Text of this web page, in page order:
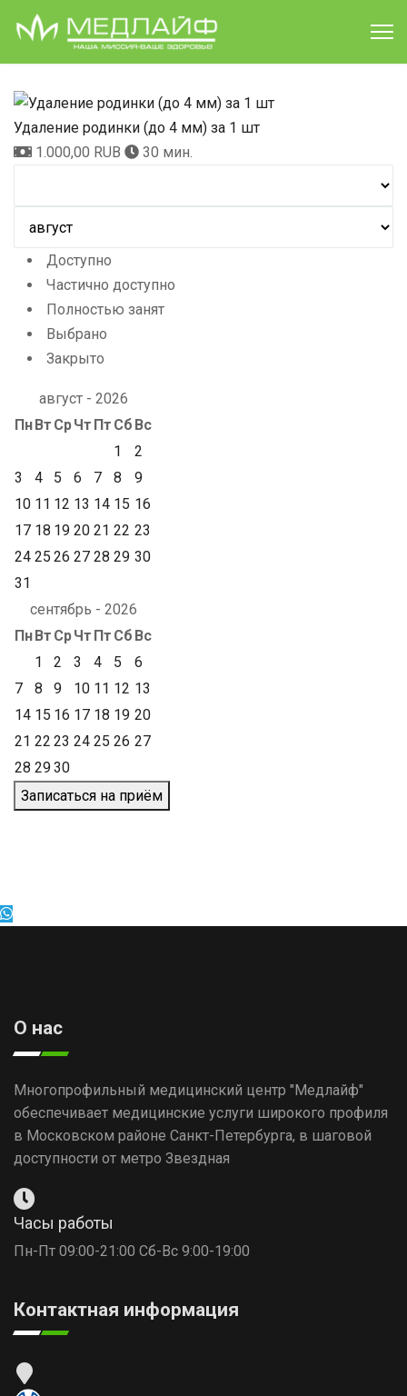
Удаление родинки (до 4 мм) за 1 шт
1.000,00 RUB
30 мин.
Доступно
Частично доступно
Полностью занят
Выбрано
Закрыто
август - 2026
ПнВт СрЧт Пт Сб Вс
1
2
3
4 5 6 7 8
9
10 11 12 13 14 15 16
17 18 19 20 21 22 23
24 25 26 27 28 29 30
31
сентябрь - 2026
ПнВт СрЧт Пт Сб Вс
1
2 3 4 5
6
7
8 9 10 11 12 13
14 15 16 17 18 19 20
21 22 23 24 25 26 27
28 2930
Записаться на приём
О нас
Многопрофильный медицинский центр "Медлайф"
обеспечивает медицинские услуги широкого профиля
в Московском районе Санкт-Петербурга, в шаговой
доступности от метро Звездная
Часы работы
Пн-Пт 09:00-21:00 Сб-Вс 9:00-19:00
Контактная информация